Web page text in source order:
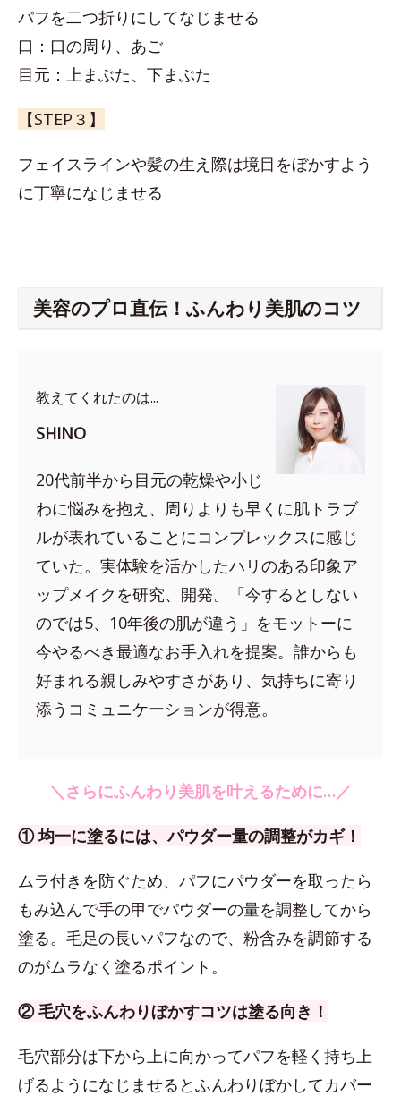
パフを二つ折りにしてなじませる
口：口の周り、あご
目元：上まぶた、下まぶた
【STEP３】
フェイスラインや髪の生え際は境目をぼかすよう
に丁寧になじませる
美容のプロ直伝！ふんわり美肌のコツ
教えてくれたのは...
SHINO
20代前半から目元の乾燥や小じ
わに悩みを抱え、周りよりも早くに肌トラブ
ルが表れていることにコンプレックスに感じ
ていた。実体験を活かしたハリのある印象ア
ップメイクを研究、開発。「今するとしない
のでは5、10年後の肌が違う」をモットーに
今やるべき最適なお手入れを提案。誰からも
好まれる親しみやすさがあり、気持ちに寄り
添うコミュニケーションが得意。
＼さらにふんわり美肌を叶えるために…／
① 均一に塗るには、パウダー量の調整がカギ！
ムラ付きを防ぐため、パフにパウダーを取ったら
もみ込んで手の甲でパウダーの量を調整してから
塗る。毛足の長いパフなので、粉含みを調節する
のがムラなく塗るポイント。
② 毛穴をふんわりぼかすコツは塗る向き！
毛穴部分は下から上に向かってパフを軽く持ち上
げるようになじませるとふんわりぼかしてカバー